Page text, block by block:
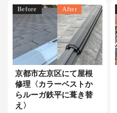
Before After
京都市左京区にて屋根
修理〈カラーベストか
らルーガ鉄平に葺き替
え〉